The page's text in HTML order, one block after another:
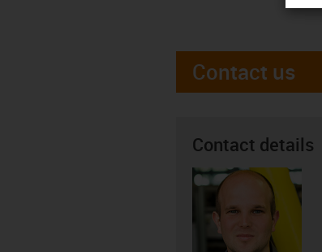
Contact us
Contact details